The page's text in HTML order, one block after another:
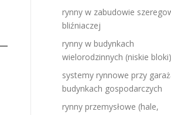
rynny w zabudowie
bliźniaczej
rynny w budynkach
wielorodzinnych (niskie bloki)
systemy rynnowe przy
budynkach gospodarczych
rynny przemysłowe (hale,